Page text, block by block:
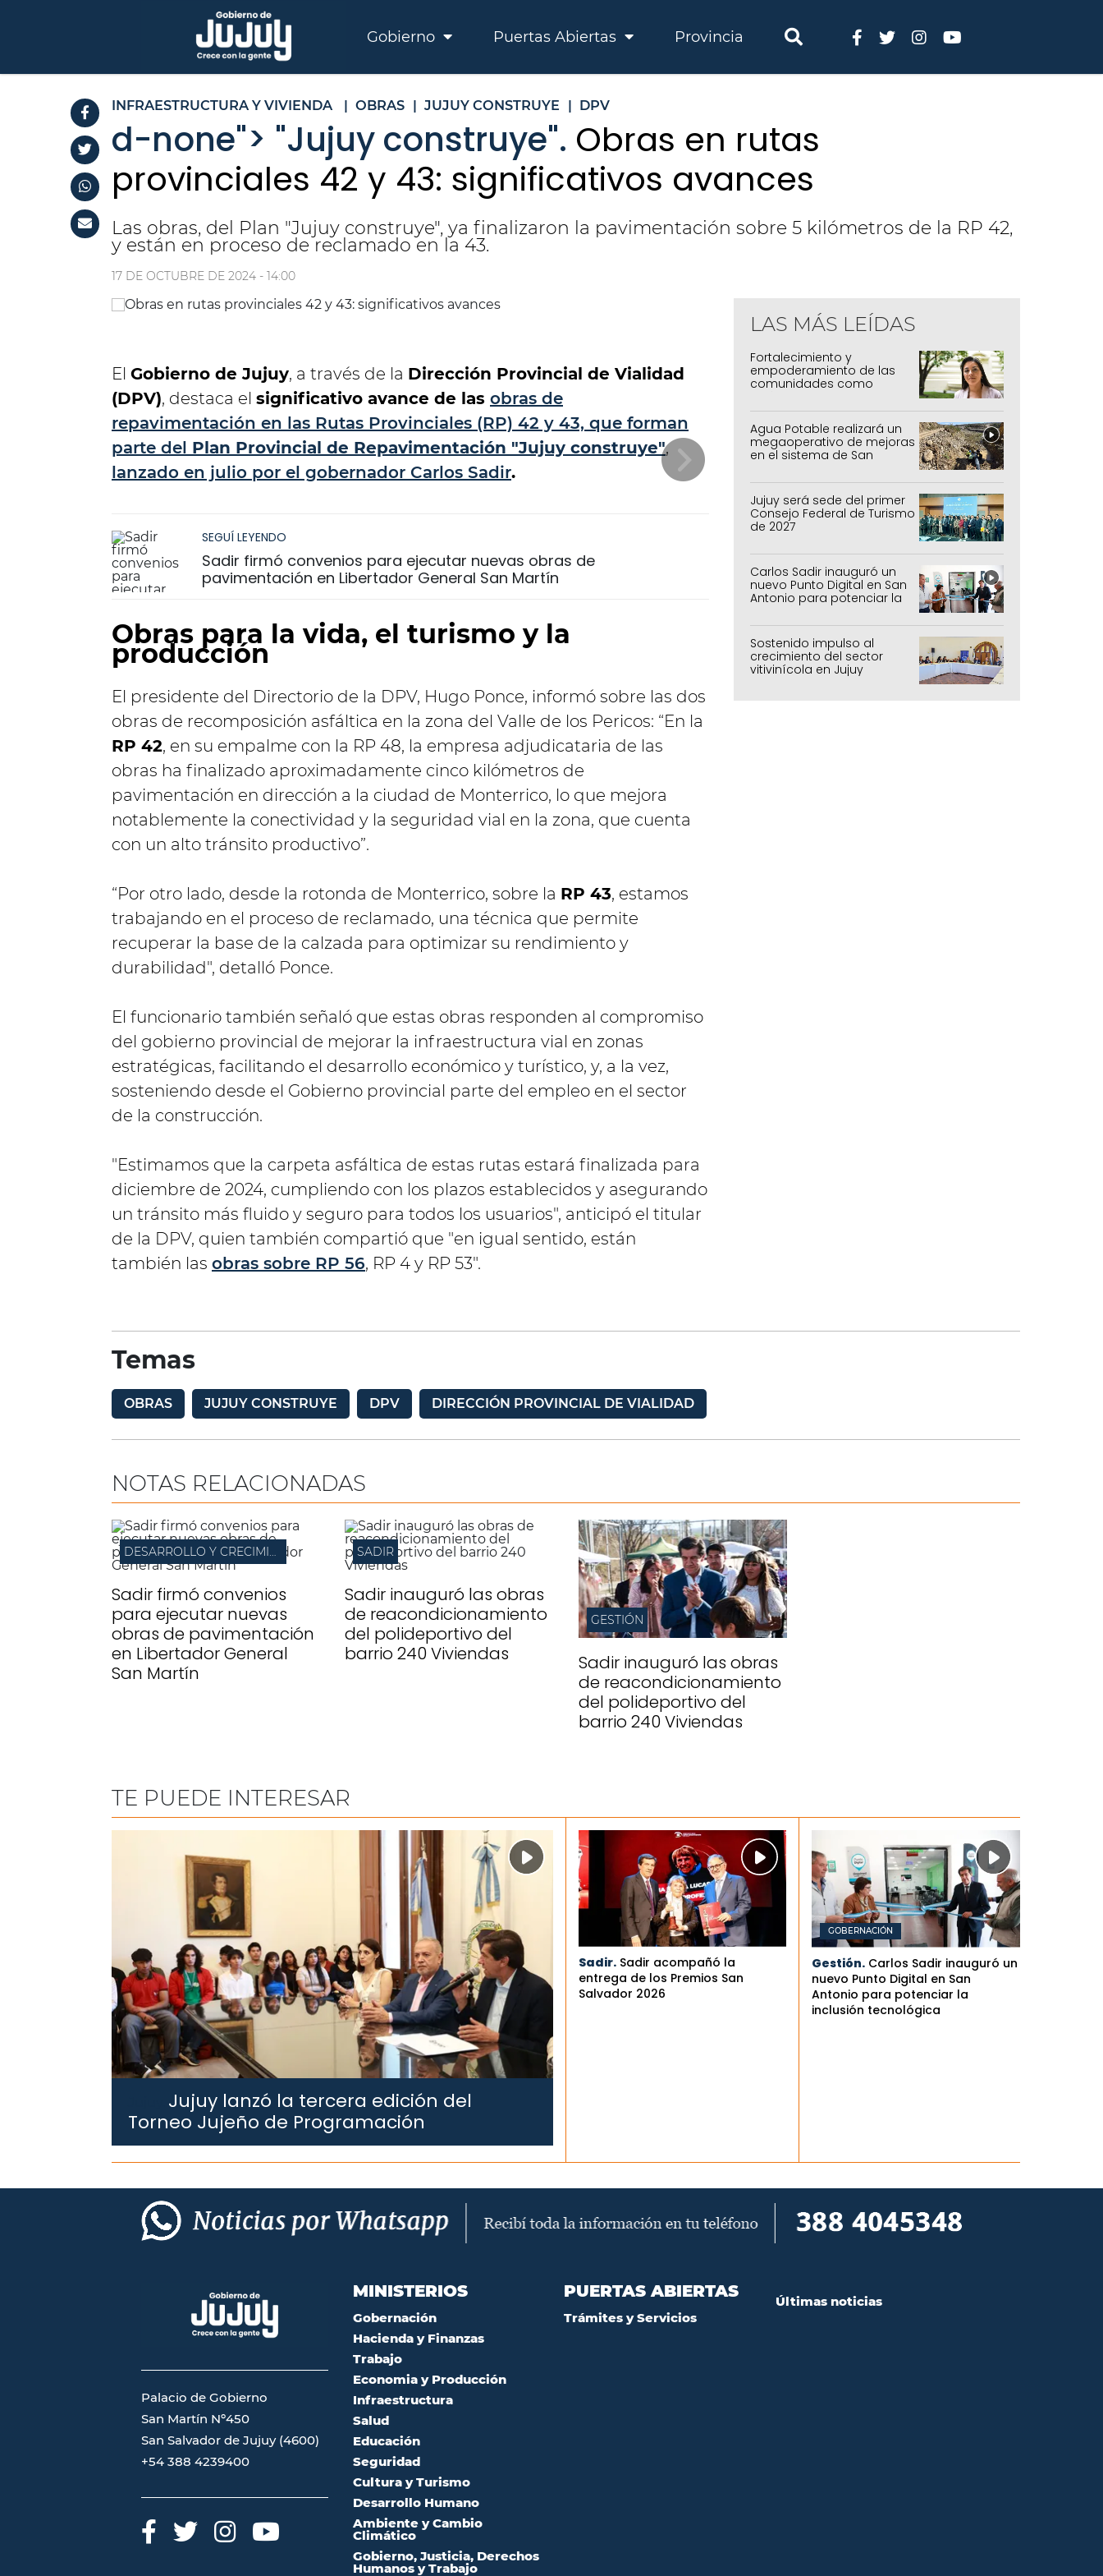
Gobierno Puertas Abiertas Provincia
INFRAESTRUCTURA Y VIVIENDA | OBRAS | JUJUY CONSTRUYE | DPV
d-none"> "Jujuy construye". Obras en rutas
provinciales 42 y 43: significativos avances
Las obras, del Plan "Jujuy construye", ya finalizaron la pavimentación sobre 5 kilómetros de la RP 42,
y están en proceso de reclamado en la 43.
17 DE OCTUBRE DE 2024 - 14:00
El Gobierno de Jujuy, a través de la Dirección Provincial de Vialidad
(DPV), destaca el significativo avance de las obras de
repavimentación en las Rutas Provinciales (RP) 42 y 43, que forman
parte del Plan Provincial de Repavimentación "Jujuy construye",
lanzado en julio por el gobernador Carlos Sadir.
SEGUÍ LEYENDO
Sadir firmó convenios para ejecutar nuevas obras de
pavimentación en Libertador General San Martín
Obras para la vida, el turismo y la
producción
El presidente del Directorio de la DPV, Hugo Ponce, informó sobre las dos
obras de recomposición asfáltica en la zona del Valle de los Pericos: “En la
RP 42, en su empalme con la RP 48, la empresa adjudicataria de las
obras ha finalizado aproximadamente cinco kilómetros de
pavimentación en dirección a la ciudad de Monterrico, lo que mejora
notablemente la conectividad y la seguridad vial en la zona, que cuenta
con un alto tránsito productivo”.
“Por otro lado, desde la rotonda de Monterrico, sobre la RP 43, estamos
trabajando en el proceso de reclamado, una técnica que permite
recuperar la base de la calzada para optimizar su rendimiento y
durabilidad", detalló Ponce.
El funcionario también señaló que estas obras responden al compromiso
del gobierno provincial de mejorar la infraestructura vial en zonas
estratégicas, facilitando el desarrollo económico y turístico, y, a la vez,
sosteniendo desde el Gobierno provincial parte del empleo en el sector
de la construcción.
"Estimamos que la carpeta asfáltica de estas rutas estará finalizada para
diciembre de 2024, cumpliendo con los plazos establecidos y asegurando
un tránsito más fluido y seguro para todos los usuarios", anticipó el titular
de la DPV, quien también compartió que "en igual sentido, están
también las obras sobre RP 56, RP 4 y RP 53".
LAS MÁS LEÍDAS
Fortalecimiento y
empoderamiento de las
comunidades como
Agua Potable realizará un
megaoperativo de mejoras
en el sistema de San
Jujuy será sede del primer
Consejo Federal de Turismo
de 2027
Carlos Sadir inauguró un
nuevo Punto Digital en San
Antonio para potenciar la
inclusión tecnológica
Sostenido impulso al
crecimiento del sector
vitivinícola en Jujuy
Temas
OBRAS JUJUY CONSTRUYE DPV DIRECCIÓN PROVINCIAL DE VIALIDAD
NOTAS RELACIONADAS
DESARROLLO Y CRECIMIENTO
Sadir firmó convenios
para ejecutar nuevas
obras de pavimentación
en Libertador General
San Martín
SADIR
Sadir inauguró las obras
de reacondicionamiento
del polideportivo del
barrio 240 Viviendas
GESTIÓN
Sadir inauguró las obras
de reacondicionamiento
del polideportivo del
barrio 240 Viviendas
TE PUEDE INTERESAR
Jujuy lanzó la tercera edición del
Torneo Jujeño de Programación
Sadir. Sadir acompañó la
entrega de los Premios San
Salvador 2026
GOBERNACIÓN
Gestión. Carlos Sadir inauguró un
nuevo Punto Digital en San
Antonio para potenciar la
inclusión tecnológica
Palacio de Gobierno
San Martín Nº450
San Salvador de Jujuy (4600)
+54 388 4239400
MINISTERIOS
Gobernación
Hacienda y Finanzas
Trabajo
Economia y Producción
Infraestructura
Salud
Educación
Seguridad
Cultura y Turismo
Desarrollo Humano
Ambiente y Cambio
Climático
Gobierno, Justicia, Derechos
Humanos y Trabajo
PUERTAS ABIERTAS
Trámites y Servicios
Últimas noticias